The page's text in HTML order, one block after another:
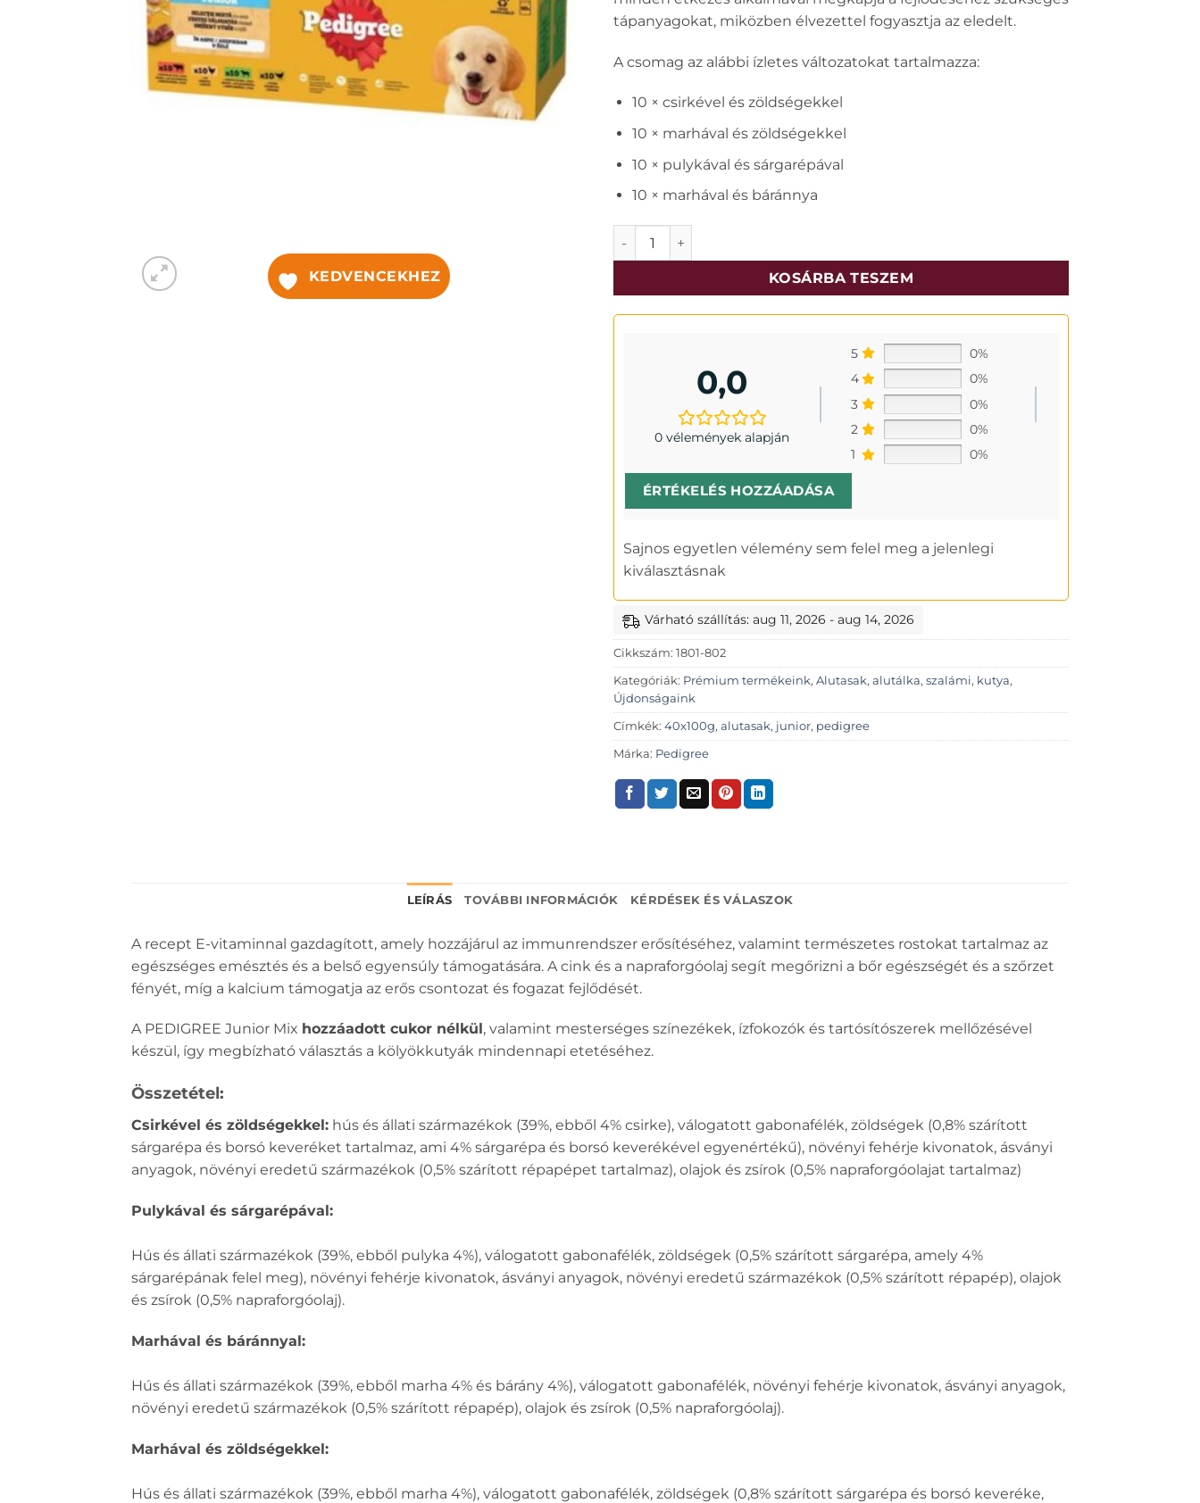
KEDVENCEKHEZ
tápanyagokat, miközben élvezettel fogyasztja az eledelt.
A csomag az alábbi ízletes változatokat tartalmazza:
10 × csirkével és zöldségekkel
10 × marhával és zöldségekkel
10 × pulykával és sárgarépával
10 × marhával és báránnya
Pedigree junior alutasak 40x100g mennyiség
KOSÁRBA TESZEM
0,0
0 vélemények alapján
5
0%
4
0%
3
0%
2
0%
1
0%
ÉRTÉKELÉS HOZZÁADÁSA
Sajnos egyetlen vélemény sem felel meg a jelenlegi
kiválasztásnak
Várható szállítás: aug 11, 2026 - aug 14, 2026
Cikkszám: 1801-802
Kategóriák: Prémium termékeink, Alutasak, alutálka, szalámi, kutya,
Újdonságaink
Címkék: 40x100g, alutasak, junior, pedigree
Márka: Pedigree
LEÍRÁS TOVÁBBI INFORMÁCIÓK KÉRDÉSEK ÉS VÁLASZOK
A recept E-vitaminnal gazdagított, amely hozzájárul az immunrendszer erősítéséhez, valamint természetes rostokat tartalmaz az
egészséges emésztés és a belső egyensúly támogatására. A cink és a napraforgóolaj segít megőrizni a bőr egészségét és a szőrzet
fényét, míg a kalcium támogatja az erős csontozat és fogazat fejlődését.
A PEDIGREE Junior Mix hozzáadott cukor nélkül , valamint mesterséges színezékek, ízfokozók és tartósítószerek mellőzésével
készül, így megbízható választás a kölyökkutyák mindennapi etetéséhez.
Összetétel:
Csirkével és zöldségekkel: hús és állati származékok (39%, ebből 4% csirke), válogatott gabonafélék, zöldségek (0,8% szárított
sárgarépa és borsó keveréket tartalmaz, ami 4% sárgarépa és borsó keverékével egyenértékű), növényi fehérje kivonatok, ásványi
anyagok, növényi eredetű származékok (0,5% szárított répapépet tartalmaz), olajok és zsírok (0,5% napraforgóolajat tartalmaz)
Pulykával és sárgarépával:
Hús és állati származékok (39%, ebből pulyka 4%), válogatott gabonafélék, zöldségek (0,5% szárított sárgarépa, amely 4%
sárgarépának felel meg), növényi fehérje kivonatok, ásványi anyagok, növényi eredetű származékok (0,5% szárított répapép), olajok
és zsírok (0,5% napraforgóolaj).
Marhával és báránnyal:
Hús és állati származékok (39%, ebből marha 4% és bárány 4%), válogatott gabonafélék, növényi fehérje kivonatok, ásványi anyagok,
növényi eredetű származékok (0,5% szárított répapép), olajok és zsírok (0,5% napraforgóolaj).
Marhával és zöldségekkel:
Hús és állati származékok (39%, ebből marha 4%), válogatott gabonafélék, zöldségek (0,8% szárított sárgarépa és borsó keveréke,